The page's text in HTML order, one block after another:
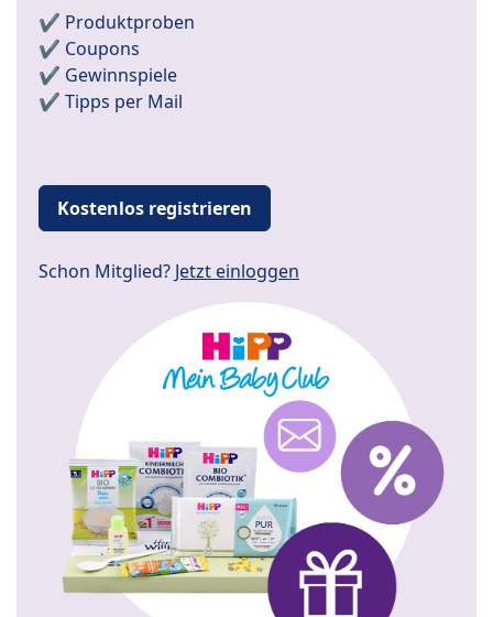
✔️ Produktproben
✔️ Coupons
✔️ Gewinnspiele
✔️ Tipps per Mail
Kostenlos registrieren
Schon Mitglied? Jetzt einloggen